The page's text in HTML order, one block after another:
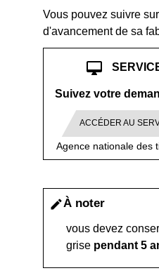
Vous pouvez suivre
d'avancement de sa
desktop_mac
Suivez votre
ACCÉDER AU
Agence nationale des
editÀ noter
vous devez
grise pendant 5